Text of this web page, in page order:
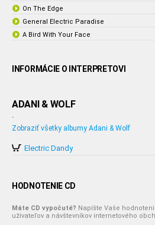
On The Edge
General Electric Paradise
A Bird With Your Face
INFORMÁCIE O INTERPRETOVI
ADANI & WOLF
-
Zobraziť všetky albumy Adani & Wolf
Electric Dandy
HODNOTENIE CD
Máte CD vypočuté? Napíšte Vaše
užívateľov a návštevníkov internetového